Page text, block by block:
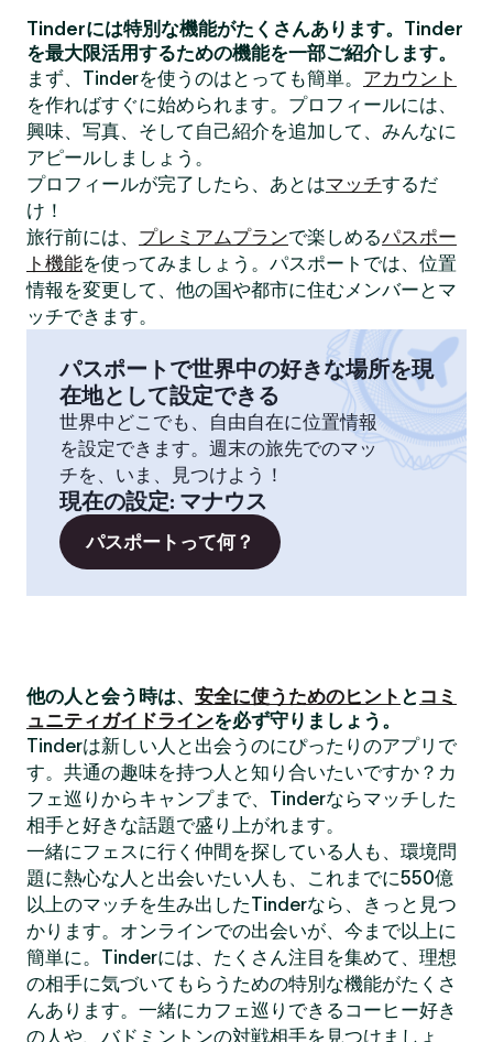
Tinderには特別な機能がたくさんあります。Tinder
を最大限活用するための機能を一部ご紹介します。
まず、Tinderを使うのはとっても簡単。 アカウント
を作ればすぐに始められます。プロフィールには、
興味、写真、そして自己紹介を追加して、みんなに
アピールしましょう。
プロフィールが完了したら、あとはマッチするだ
け！
旅行前には、 プレミアムプランで楽しめるパスポー
ト機能を使ってみましょう。パスポートでは、位置
情報を変更して、他の国や都市に住むメンバーとマ
ッチできます。
パスポートで世界中の好きな場所を現
在地として設定できる
世界中どこでも、自由自在に位置情報
を設定できます。週末の旅先でのマッ
チを、いま、見つけよう！
現在の設定: マナウス
パスポートって何？
他の人と会う時は、 安全に使うためのヒント と コミ
ュニティガイドラインを必ず守りましょう。
Tinderは新しい人と出会うのにぴったりのアプリで
す。共通の趣味を持つ人と知り合いたいですか？カ
フェ巡りからキャンプまで、Tinderならマッチした
相手と好きな話題で盛り上がれます。
一緒にフェスに行く仲間を探している人も、環境問
題に熱心な人と出会いたい人も、これまでに550億
以上のマッチを生み出したTinderなら、きっと見つ
かります。オンラインでの出会いが、今まで以上に
簡単に。Tinderには、たくさん注目を集めて、理想
の相手に気づいてもらうための特別な機能がたくさ
んあります。一緒にカフェ巡りできるコーヒー好き
の人や、バドミントンの対戦相手を見つけましょ